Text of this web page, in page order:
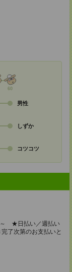
60
男性
しずか
コツコツ
～ ★日払い／週払い
了次第のお支払いと